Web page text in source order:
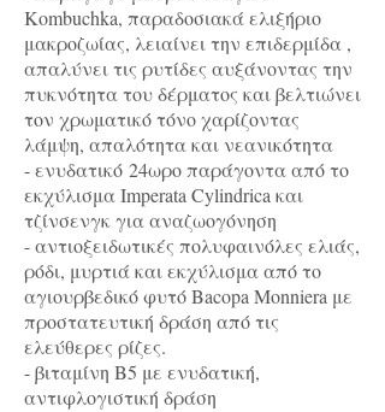
Kombuchka, παραδοσιακά ελιξήριο
μακροζωίας, λειαίνει την επιδερμίδα ,
απαλύνει τις ρυτίδες αυξάνοντας την
πυκνότητα του δέρματος και βελτιώνει
τον χρωματικό τόνο χαρίζοντας
λάμψη, απαλότητα και νεανικότητα
- ενυδατικό 24ωρο παράγοντα από το
εκχύλισμα Imperata Cylindrica και
τζίνσενγκ για αναζωογόνηση
- αντιοξειδωτικές πολυφαινόλες ελιάς,
ρόδι, μυρτιά και εκχύλισμα από το
αγιουρβεδικό φυτό Bacopa Monniera με
προστατευτική δράση από τις
ελεύθερες ρίζες.
- βιταμίνη Β5 με ενυδατική,
αντιφλογιστική δράση